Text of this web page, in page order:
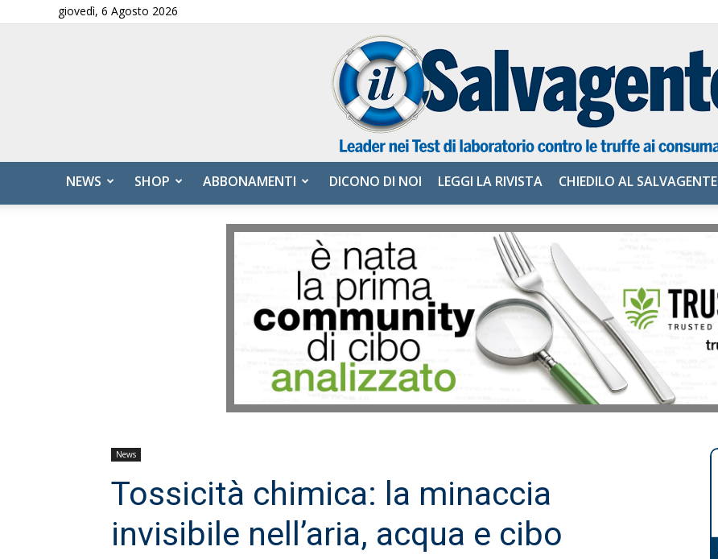
giovedì, 6 Agosto 2026
Salvagente
NEWS SHOP ABBONAMENTI DICONO DI NOI LEGGI LA RIVISTA CHIEDILO AL SALVAGENTE
News
Tossicità chimica: la minaccia
invisibile nell’aria, acqua e cibo